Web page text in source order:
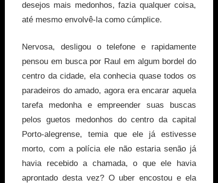
desejos mais medonhos, fazia qualquer coisa,
até mesmo envolvê-la como cúmplice.
Nervosa, desligou o telefone e rapidamente
pensou em busca por Raul em algum bordel do
centro da cidade, ela conhecia quase todos os
paradeiros do amado, agora era encarar aquela
tarefa medonha e empreender suas buscas
pelos guetos medonhos do centro da capital
Porto-alegrense, temia que ele já estivesse
morto, com a polícia ele não estaria senão já
havia recebido a chamada, o que ele havia
aprontado desta vez? O uber encostou e ela